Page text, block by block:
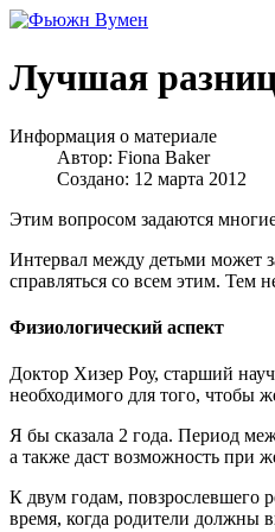
Лучшая
Информация о материале
Автор: Fiona Baker
Создано: 12 марта 2012
Этим вопросом задаются
Интервал между детьми может
справляться со всем этим. Тем
Физиологический аспект
Доктор Хизер Роу, старший
необходимого для того, чтобы
Я бы сказала 2 года. Период
а также даст возможность при
К двум годам, повзрослевшего
время, когда родители должны